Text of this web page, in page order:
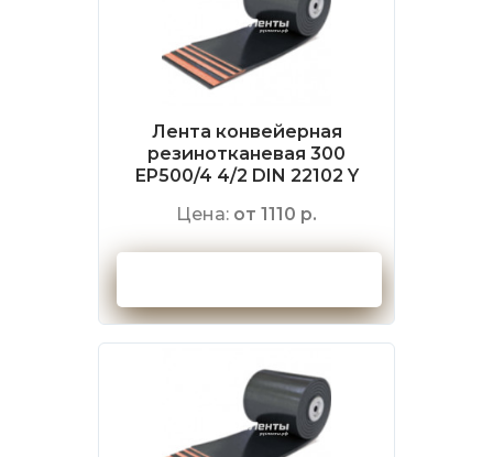
Лента конвейерная
резинотканевая 300
EP500/4 4/2 DIN 22102 Y
Цена: от 1110 р.